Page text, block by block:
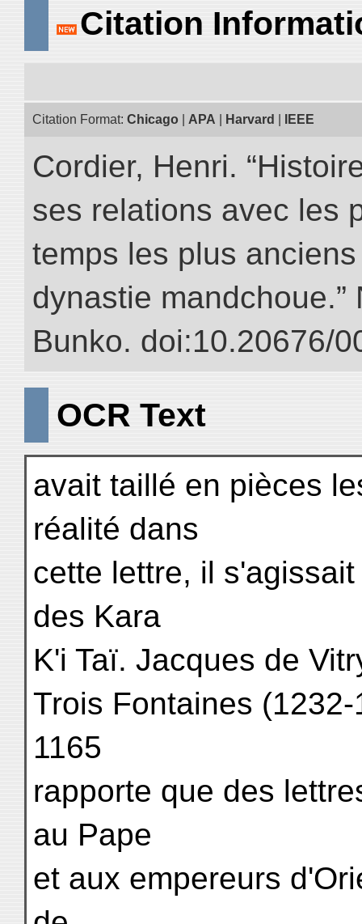
Citation
Citation Format: Chicago APA Harvard IEEE
Cordier, Henri.
ses relations avec les
temps les plus
dynastie mandchoue.”
Bunko. doi:10.20676/
OCR Text
avait taillé en pièces
réalité dans
cette lettre, il
des Kara
K'i Taï. Jacques de
Trois Fontaines
1165
rapporte que des
au Pape
et aux empereurs